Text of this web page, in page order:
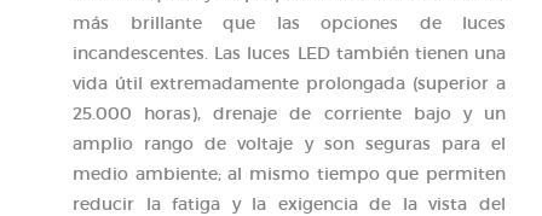
más brillante que las opciones de luces
incandescentes. Las luces LED también tienen una
vida útil extremadamente prolongada (superior a
25.000 horas), drenaje de corriente bajo y un
amplio rango de voltaje y son seguras para el
medio ambiente; al mismo tiempo que permiten
reducir la fatiga y la exigencia de la vista del